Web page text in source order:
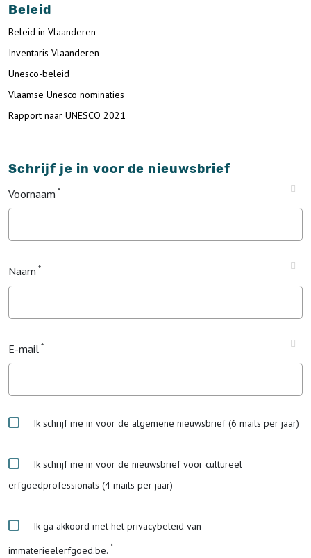
Beleid
Beleid in Vlaanderen
Inventaris Vlaanderen
Unesco-beleid
Vlaamse Unesco nominaties
Rapport naar UNESCO 2021
Schrijf je in voor de nieuwsbrief
Voornaam
Naam
E-mail
Ik schrijf me in voor de algemene nieuwsbrief (6 mails per jaar)
Ik schrijf me in voor de nieuwsbrief voor cultureel
erfgoedprofessionals (4 mails per jaar)
Ik ga akkoord met het privacybeleid van
immaterieelerfgoed.be.